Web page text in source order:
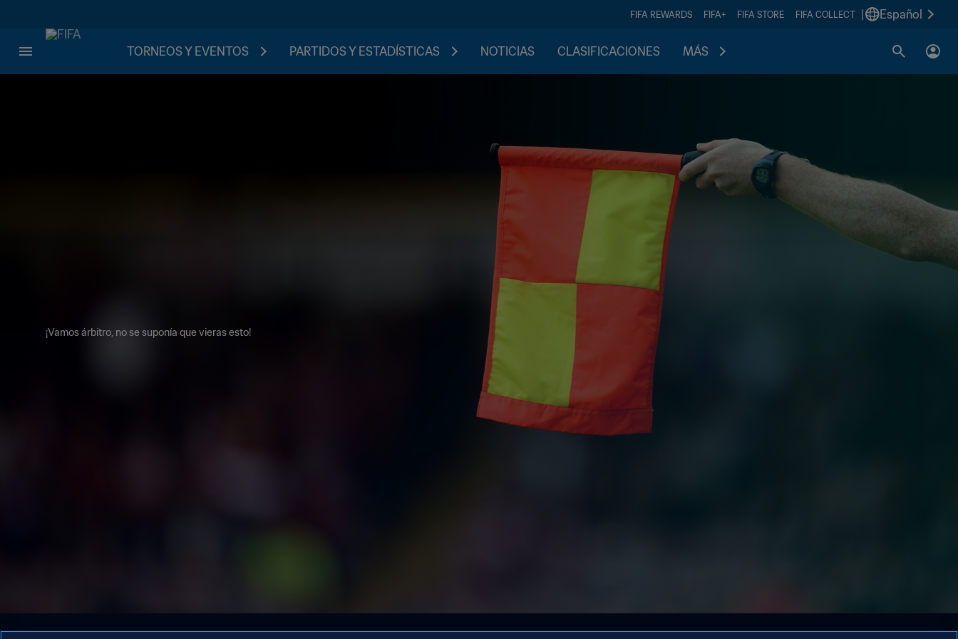
FIFA REWARDS FIFA+ FIFA STORE FIFA COLLECT Español
TORNEOS Y EVENTOS PARTIDOS Y ESTADÍSTICAS NOTICIAS CLASIFICACIONES MÁS
¡Vamos árbitro, no se suponía que vieras esto!